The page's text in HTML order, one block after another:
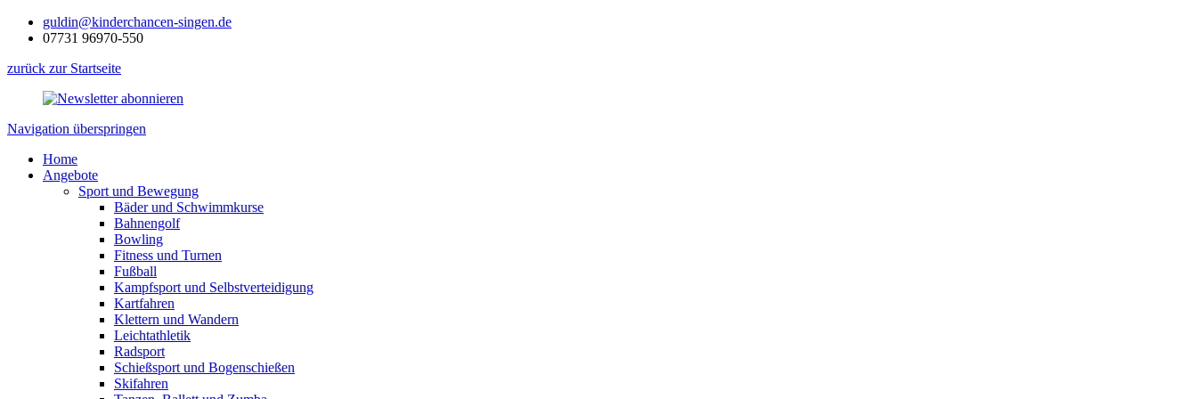
guldin@kinderchancen-singen.de
07731 96970-550
zurück zur Startseite
Navigation überspringen
Home
Angebote
Sport und Bewegung
Bäder und Schwimmkurse
Bahnengolf
Bowling
Fitness und Turnen
Fußball
Kampfsport und Selbstverteidigung
Kartfahren
Klettern und Wandern
Leichtathletik
Radsport
Schießsport und Bogenschießen
Skifahren